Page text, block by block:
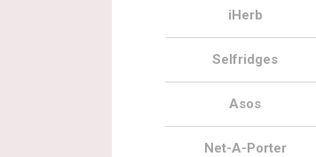
iHerb
Selfridges
Asos
Net-A-Porter